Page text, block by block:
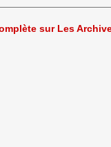
sur Les